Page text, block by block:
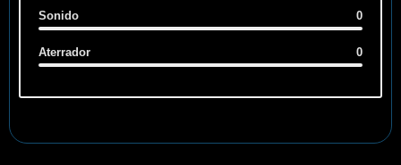
Sonido 0
Aterrador 0